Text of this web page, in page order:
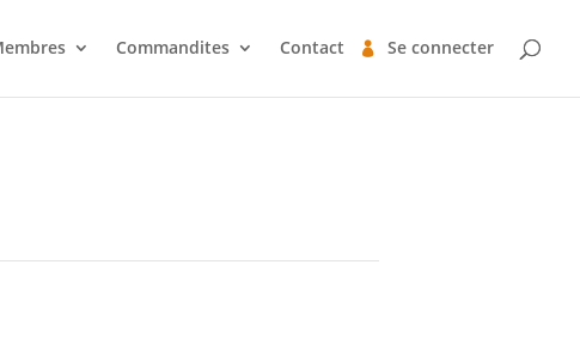
Commandites Contact Se connecter